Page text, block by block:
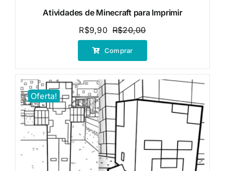
Atividades de Minecraft para Imprimir
R$20,00O
preço
era:
R$9,90
O
preço
é:
Comprar
Oferta!